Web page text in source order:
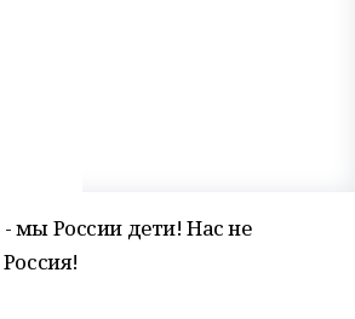
- мы России дети! Нас не